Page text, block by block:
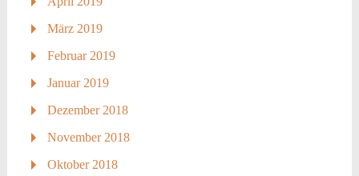
März 2019
Februar 2019
Januar 2019
Dezember 2018
November 2018
Oktober 2018